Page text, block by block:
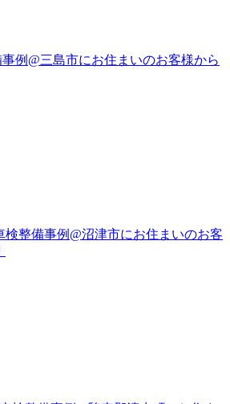
例@三島市にお住まいのお客様から
検整備事例@沼津市にお住まいのお客